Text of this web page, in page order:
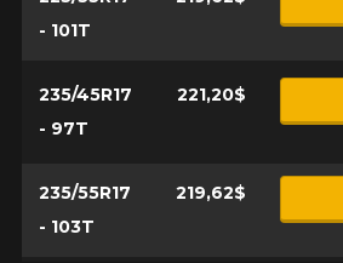
- 101T
235/45R17
- 97T
221,20$
235/55R17
- 103T
219,62$